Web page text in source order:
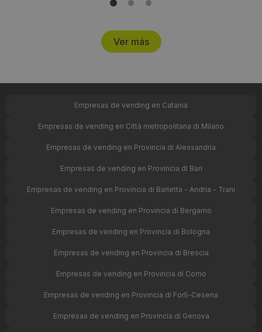
Ver más
Empresas de vending en Catania
Empresas de vending en Città metropolitana di Milano
Empresas de vending en Provincia di Alessandria
Empresas de vending en Provincia di Bari
Empresas de vending en Provincia di Barletta - Andria - Trani
Empresas de vending en Provincia di Bergamo
Empresas de vending en Provincia di Bologna
Empresas de vending en Provincia di Brescia
Empresas de vending en Provincia di Como
Empresas de vending en Provincia di Forlì-Cesena
Empresas de vending en Provincia di Genova